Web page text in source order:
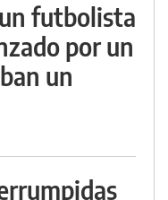
futbolista
por un
un